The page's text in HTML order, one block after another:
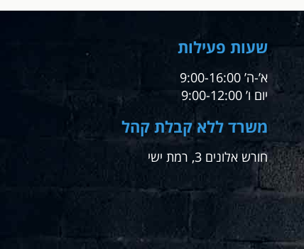
שעות פעילות
א’-ה’ 9:00-16:00
יום ו’ 9:00-12:00
משרד ללא קבלת קהל
חורש אלונים 3, רמת ישי